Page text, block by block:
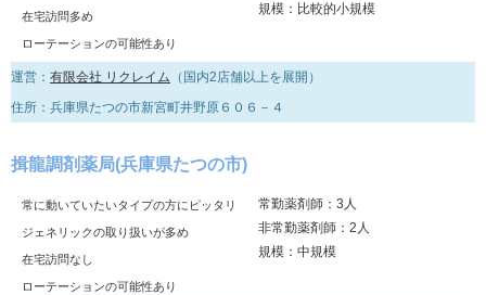
在宅訪問多め
ローテーションの可能性あり
規模：比較的小規模
運営： 有限会社 リクレイム （国内2店舗以上を展開）
住所：兵庫県たつの市新宮町井野原６０６－４
揖龍調剤薬局(兵庫県たつの市)
常に動いていたいタイプの方にピッタリ
ジェネリックの取り扱いが多め
在宅訪問なし
ローテーションの可能性あり
常勤薬剤師：3人
非常勤薬剤師：2人
規模：中規模